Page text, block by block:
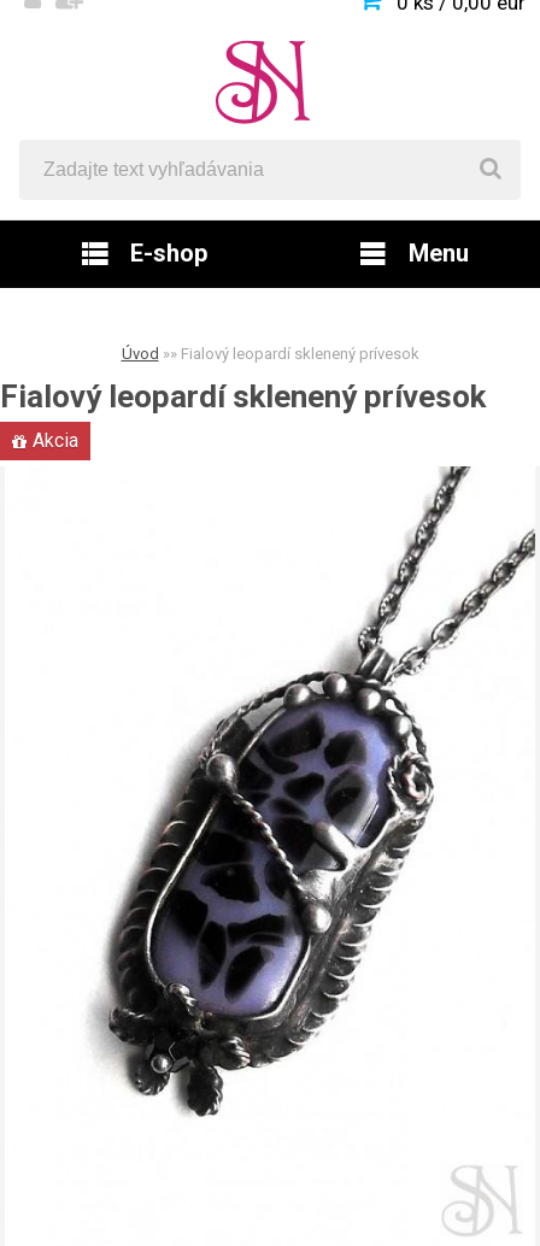
E-shop Menu
Úvod »» Fialový leopardí sklenený prívesok
Fialový leopardí sklenený prívesok
Akcia